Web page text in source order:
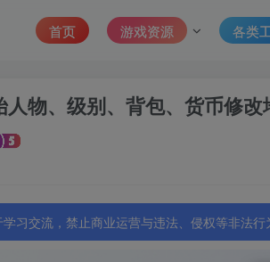
首页 游戏资源 各类
人物、级别、背包、货币修改
习交流，禁止商业运营与违法、侵权等非法